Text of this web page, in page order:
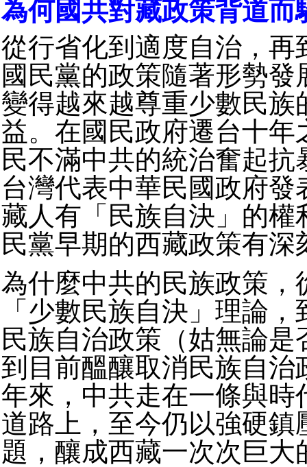
為何國共對藏政策背道而
從行省化到適度自治，再
國民黨的政策隨著形勢發
變得越來越尊重少數民族
益。在國民政府遷台十年
民不滿中共的統治奮起抗
台灣代表中華民國政府發
藏人有「民族自決」的權
民黨早期的西藏政策有深
為什麼中共的民族政策，
「少數民族自決」理論
民族自治政策（姑無論是
到目前醞釀取消民族自治
年來，中共走在一條與時
道路上，至今仍以強硬鎮
題，釀成西藏一次次巨大